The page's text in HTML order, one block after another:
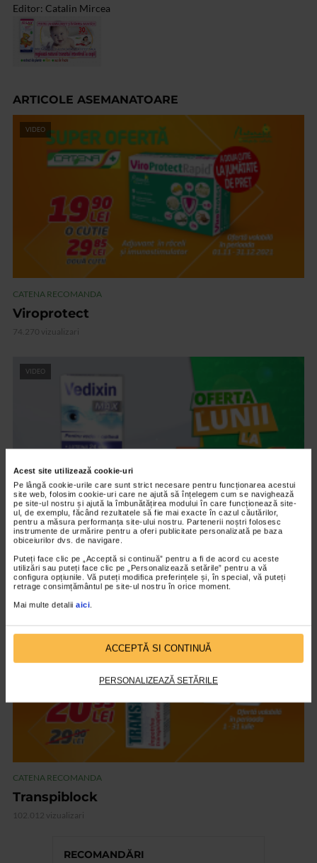
Acest site utilizează cookie-uri
Pe lângă cookie-urile care sunt strict necesare pentru funcționarea acestui
site web, folosim cookie-uri care ne ajută să înțelegem cum se navighează
pe site-ul nostru și ajută la îmbunătățirea modului în care funcționează site-
ul, de exemplu, făcând rezultatele să fie mai exacte în cazul căutărilor,
pentru a măsura performanța site-ului nostru. Partenerii noștri folosesc
instrumente de urmărire pentru a oferi publicitate personalizată pe baza
obiceiurilor dvs. de navigare.
Puteți face clic pe „Acceptă si continuă” pentru a fi de acord cu aceste
utilizări sau puteți face clic pe „Personalizează setările” pentru a vă
configura opțiunile. Vă puteți modifica preferințele și, în special, vă puteți
retrage consimțământul pe site-ul nostru în orice moment.
Mai multe detalii aici.
ACCEPTĂ SI CONTINUĂ
PERSONALIZEAZĂ SETĂRILE
Editor: Catalin Mircea
ARTICOLE ASEMANATOARE
VIDEO
CATENA RECOMANDA
Viroprotect
74.270 vizualizari
VIDEO
CATENA RECOMANDA
Vedixin Max
101.798 vizualizari
CATENA RECOMANDA
Transpiblock
102.012 vizualizari
RECOMANDĂRI